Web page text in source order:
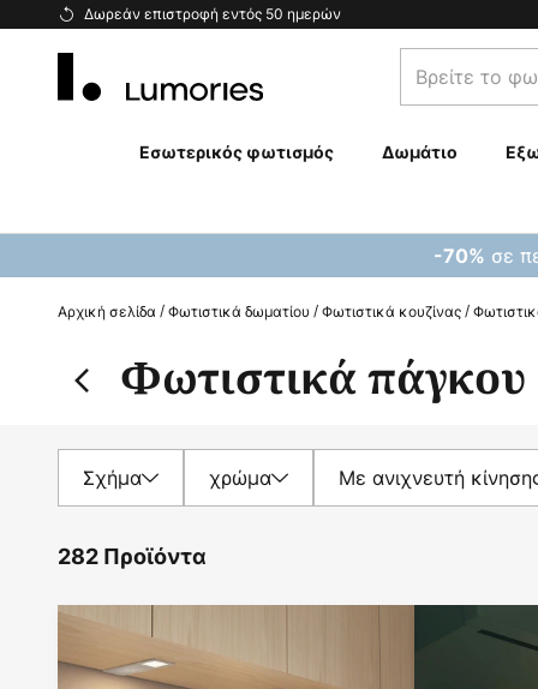
Δωρεάν επιστροφή εντός 50 ημερών
Μετάβαση
Βρείτε
το
σας...
Εσωτερικός φωτισμός Δωμάτιο
-70% σε
Αρχική σελίδα Φωτιστικά δωματίου Φωτιστικά κουζίνας
Φωτιστικά πάγκου
Σχήμα χρώμα Με ανιχνευτή
282 Προϊόντα